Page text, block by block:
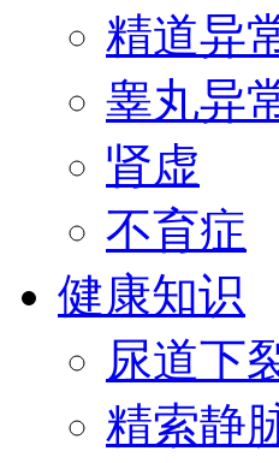
精道异
睾丸异
肾虚
不育症
健康知识
尿道下
精索静